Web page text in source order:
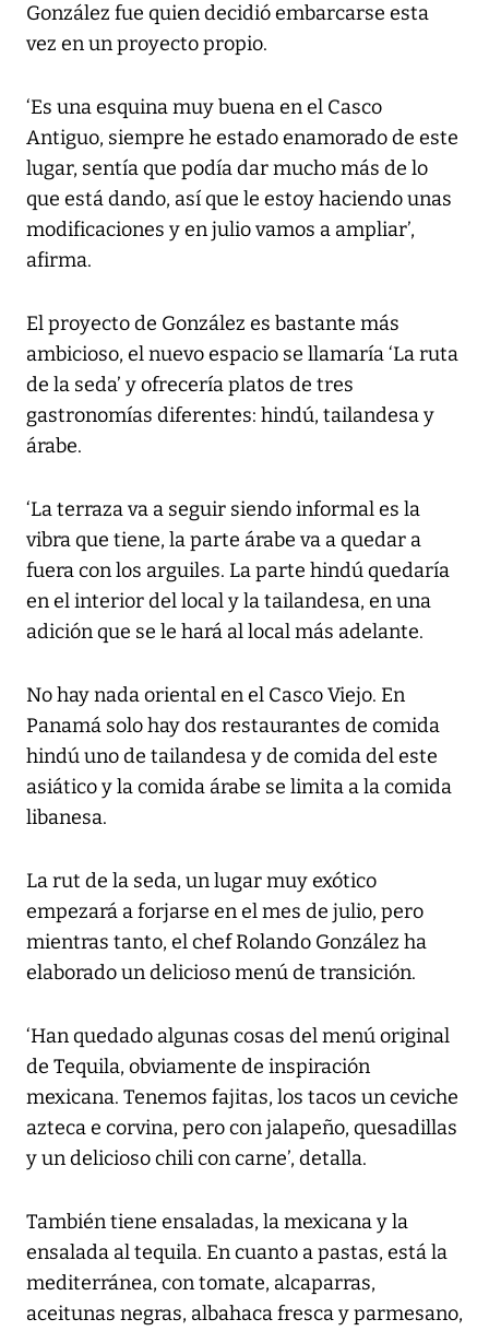
González fue quien decidió embarcarse esta
vez en un proyecto propio.
‘Es una esquina muy buena en el Casco
Antiguo, siempre he estado enamorado de este
lugar, sentía que podía dar mucho más de lo
que está dando, así que le estoy haciendo unas
modificaciones y en julio vamos a ampliar’,
afirma.
El proyecto de González es bastante más
ambicioso, el nuevo espacio se llamaría ‘La ruta
de la seda’ y ofrecería platos de tres
gastronomías diferentes: hindú, tailandesa y
árabe.
‘La terraza va a seguir siendo informal es la
vibra que tiene, la parte árabe va a quedar a
fuera con los arguiles. La parte hindú quedaría
en el interior del local y la tailandesa, en una
adición que se le hará al local más adelante.
No hay nada oriental en el Casco Viejo. En
Panamá solo hay dos restaurantes de comida
hindú uno de tailandesa y de comida del este
asiático y la comida árabe se limita a la comida
libanesa.
La rut de la seda, un lugar muy exótico
empezará a forjarse en el mes de julio, pero
mientras tanto, el chef Rolando González ha
elaborado un delicioso menú de transición.
‘Han quedado algunas cosas del menú original
de Tequila, obviamente de inspiración
mexicana. Tenemos fajitas, los tacos un ceviche
azteca e corvina, pero con jalapeño, quesadillas
y un delicioso chili con carne’, detalla.
También tiene ensaladas, la mexicana y la
ensalada al tequila. En cuanto a pastas, está la
mediterránea, con tomate, alcaparras,
aceitunas negras, albahaca fresca y parmesano,